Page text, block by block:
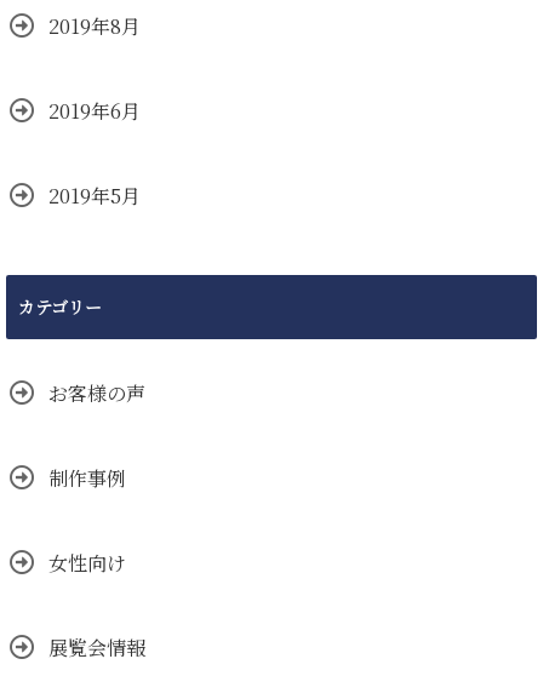
2019年8月
2019年6月
2019年5月
カテゴリー
お客様の声
制作事例
女性向け
展覧会情報